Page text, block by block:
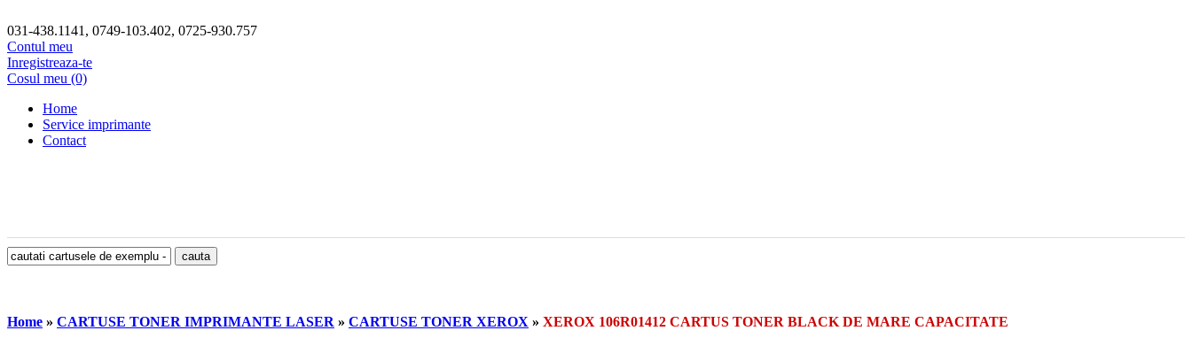
031-438.1141, 0749-103.402, 0725-930.757
Contul meu
Inregistreaza-te
Cosul meu (0)
Home
Service imprimante
Contact
Home » CARTUSE TONER IMPRIMANTE LASER » CARTUSE TONER XEROX » XEROX 106R01412 CARTUS TONER BLACK DE MARE CAPACITATE